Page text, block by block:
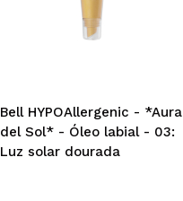
Bell HYPOAllergenic - *Aura
del Sol* - Óleo labial - 03:
Luz solar dourada